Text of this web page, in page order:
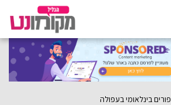
פורים בינלאומי בעפולה